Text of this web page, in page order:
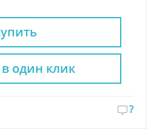
?
один клик